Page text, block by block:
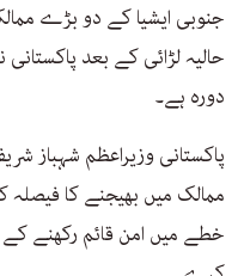
جنوبی ایشیا کے دو بڑے
حالیہ لڑائی کے بعد
دورہ ہے۔
پاکستانی وزیراعظم شہباز
ممالک میں بھیجنے کا فیصلہ
خطے میں امن قائم رکھنے